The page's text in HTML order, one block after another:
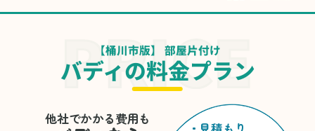
【桶川市版】 部屋片付け
バディの料金プラン
他社でかかる費用も